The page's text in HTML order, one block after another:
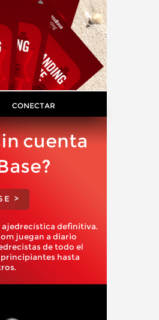
CONECTAR
cuenta
>
ajedrecística definitiva.
juegan a diario
de todo el
principiantes hasta